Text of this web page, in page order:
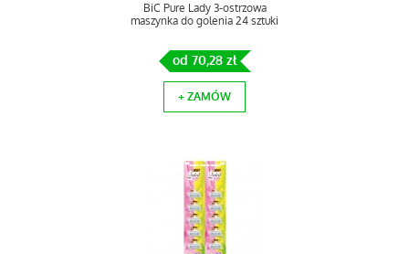
BiC Pure Lady 3-ostrzowa
maszynka do golenia 24 sztuki
od 70,28 zł
+ ZAMÓW